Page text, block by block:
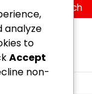
analyze
to
Accept
non-